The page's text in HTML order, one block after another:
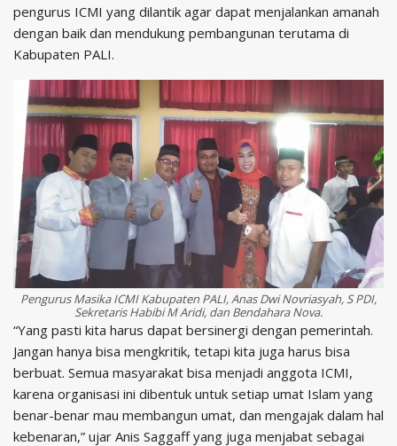
pengurus ICMI yang dilantik agar dapat menjalankan amanah
dengan baik dan mendukung pembangunan terutama di
Kabupaten PALI.
Pengurus Masika ICMI Kabupaten PALI, Anas Dwi Novriasyah, S PDI,
Sekretaris Habibi M Aridi, dan Bendahara Nova.
“Yang pasti kita harus dapat bersinergi dengan pemerintah.
Jangan hanya bisa mengkritik, tetapi kita juga harus bisa
berbuat. Semua masyarakat bisa menjadi anggota ICMI,
karena organisasi ini dibentuk untuk setiap umat Islam yang
benar-benar mau membangun umat, dan mengajak dalam hal
kebenaran,” ujar Anis Saggaff yang juga menjabat sebagai